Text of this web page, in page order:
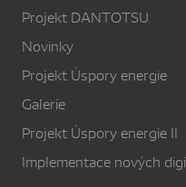
Projekt DANTOTSU
Novinky
Projekt Úspory energie
Galerie
Projekt Úspory energie II
Implementace nových